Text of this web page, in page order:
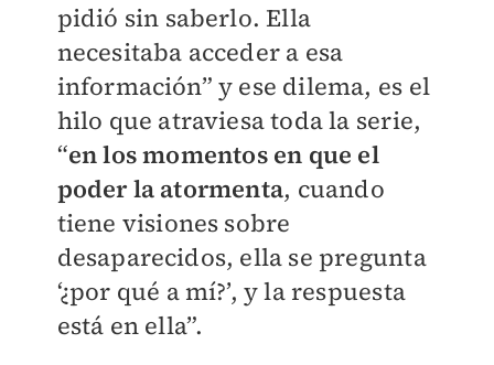
pidió sin saberlo. Ella
necesitaba acceder a esa
información” y ese dilema, es el
hilo que atraviesa toda la serie,
“en los momentos en que el
poder la atormenta, cuando
tiene visiones sobre
desaparecidos, ella se pregunta
‘¿por qué a mí?’, y la respuesta
está en ella”.